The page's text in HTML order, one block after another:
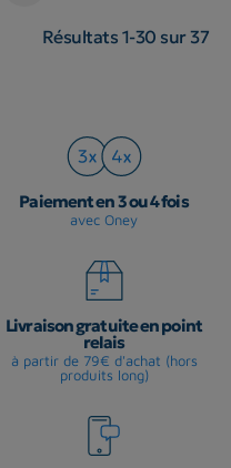
Résultats 1-30 sur 37
Paiement en 3 ou 4 fois
avec Oney
Livraison gratuite en point
relais
à partir de 79€ d'achat (hors
produits long)